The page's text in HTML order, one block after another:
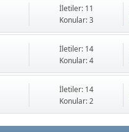
İletiler: 11
Konular: 3
İletiler: 14
Konular: 4
İletiler: 14
Konular: 2